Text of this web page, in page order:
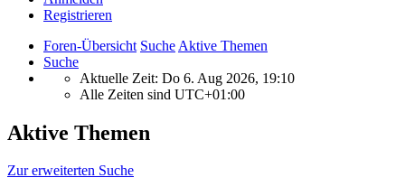
Registrieren
Foren-Übersicht Suche Aktive Themen
Suche
Aktuelle Zeit: Do 6. Aug 2026, 19:10
Alle Zeiten sind UTC+01:00
Aktive Themen
Zur erweiterten Suche